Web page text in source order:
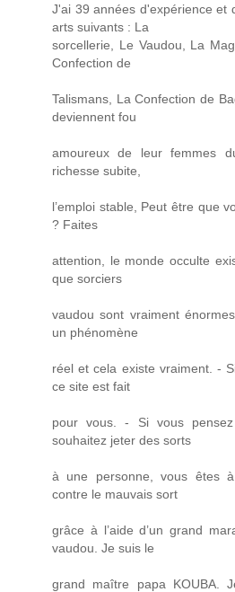
J'ai 39 années d'expérience et
arts suivants : La
sorcellerie, Le Vaudou, La
Confection de
Talismans, La Confection de
deviennent fou
amoureux de leur femmes
richesse subite,
l’emploi stable, Peut être que
? Faites
attention, le monde occulte
que sorciers
vaudou sont vraiment
un phénomène
réel et cela existe vraiment. -
ce site est fait
pour vous. - Si vous
souhaitez jeter des sorts
à une personne, vous êtes
contre le mauvais sort
grâce à l’aide d’un grand
vaudou. Je suis le
grand maître papa KOUBA.